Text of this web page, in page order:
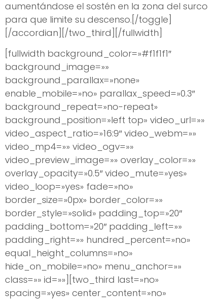
aumentándose el sostén en la zona del surco
para que limite su descenso.[/toggle]
[/accordian][/two_third][/fullwidth]
[fullwidth background_color=»#f1f1f1″
background_image=»»
background_parallax=»none»
enable_mobile=»no» parallax_speed=»0.3″
background_repeat=»no-repeat»
background_position=»left top» video_url=»»
video_aspect_ratio=»16:9″ video_webm=»»
video_mp4=»» video_ogv=»»
video_preview_image=»» overlay_color=»»
overlay_opacity=»0.5″ video_mute=»yes»
video_loop=»yes» fade=»no»
border_size=»0px» border_color=»»
border_style=»solid» padding_top=»20″
padding_bottom=»20″ padding_left=»»
padding_right=»» hundred_percent=»no»
equal_height_columns=»no»
hide_on_mobile=»no» menu_anchor=»»
class=»» id=»»][two_third last=»no»
spacing=»yes» center_content=»no»